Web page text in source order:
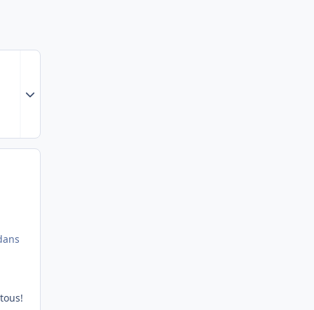
Expand topic overview